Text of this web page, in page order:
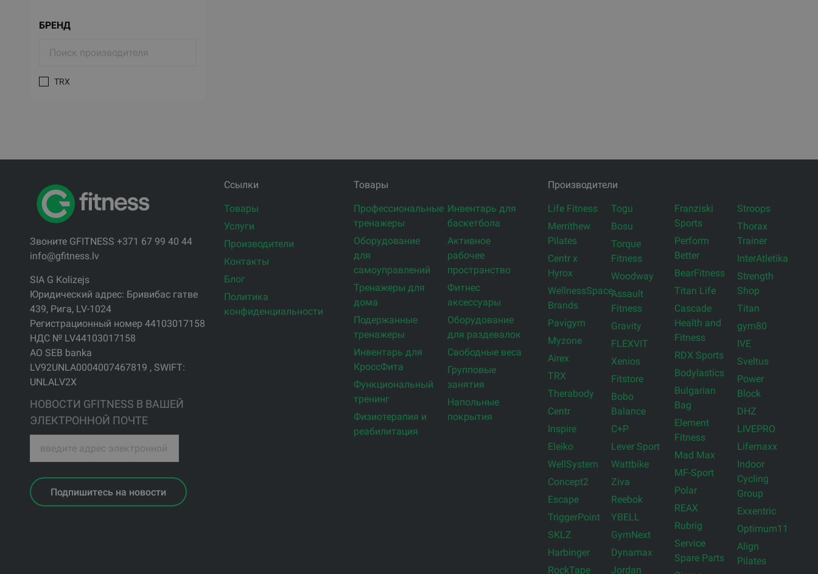
БРЕНД
TRX
Звоните GFITNESS +371 67 99 40 44
info@gfitness.lv
SIA G Kolizejs
Юридический адрес: Бривибас гатве
439, Рига, LV-1024
Регистрационный номер 44103017158
НДС № LV44103017158
АО SEB banka
LV92UNLA0004007467819 , SWIFT:
UNLALV2X
НОВОСТИ GFITNESS В ВАШЕЙ
ЭЛЕКТРОННОЙ ПОЧТЕ
Подпишитесь на новости
Ссылки
Товары
Услуги
Производители
Контакты
Блог
Политика
конфиденциальности
Товары
Профессиональные
тренажеры
Оборудование
для
самоуправлений
Тренажеры для
дома
Подержанные
тренажеры
Инвентарь для
КроссФита
Функциональный
тренинг
Физиотерапия и
реабилитация
Инвентарь для
баскетбола
Активное
рабочее
пространство
Фитнес
аксессуары
Оборудование
для раздевалок
Свободные веса
Групповые
занятия
Напольные
покрытия
Производители
Life Fitness
Merrithew
Pilates
Centr x
Hyrox
WellnessSpace
Brands
Pavigym
Myzone
Airex
TRX
Therabody
Centr
Inspire
Eleiko
WellSystem
Concept2
Escape
TriggerPoint
SKLZ
Harbinger
RockTape
Togu
Bosu
Torque
Fitness
Woodway
Assault
Fitness
Gravity
FLEXVIT
Xenios
Fitstore
Bobo
Balance
C+P
Lever Sport
Wattbike
Ziva
Reebok
YBELL
GymNext
Dynamax
Jordan
Franziski
Sports
Perform
Better
BearFitness
Titan Life
Cascade
Health and
Fitness
RDX Sports
Bodylastics
Bulgarian
Bag
Element
Fitness
Mad Max
MF-Sport
Polar
REAX
Rubrig
Service
Spare Parts
Stroops
Thorax
Trainer
InterAtletika
Strength
Shop
Titan
gym80
IVE
Sveltus
Power
Block
DHZ
LIVEPRO
Lifemaxx
Indoor
Cycling
Group
Exxentric
Optimum11
Align
Pilates